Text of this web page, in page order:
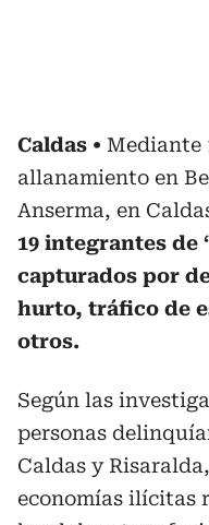
Caldas
Mediante
allanamiento en
Anserma, en
19 integrantes de
capturados por
hurto, tráfico de
otros.
Según las
personas
Caldas y
economías ilícitas